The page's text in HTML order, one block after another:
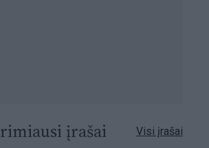
įrašai Visi įrašai